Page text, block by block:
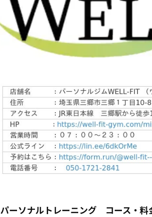
パーソナルトレーニング コース・料